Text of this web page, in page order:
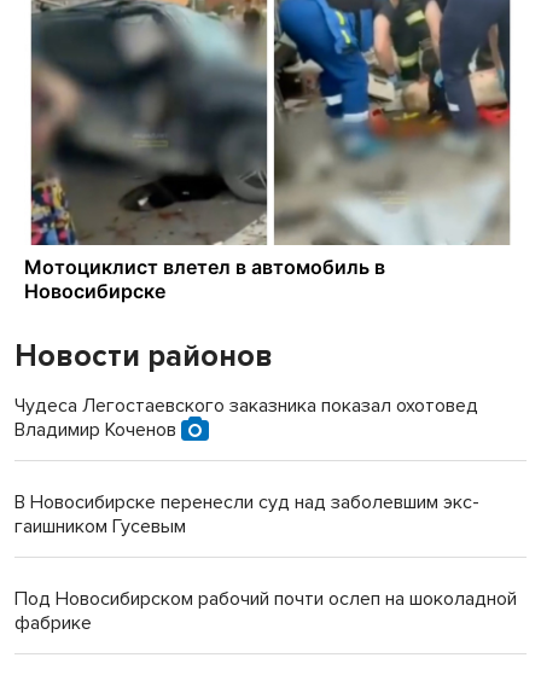
Новости районов
Чудеса Легостаевского заказника показал охотовед
Владимир Коченов
В Новосибирске перенесли суд над заболевшим экс-
гаишником Гусевым
Под Новосибирском рабочий почти ослеп на шоколадной
фабрике